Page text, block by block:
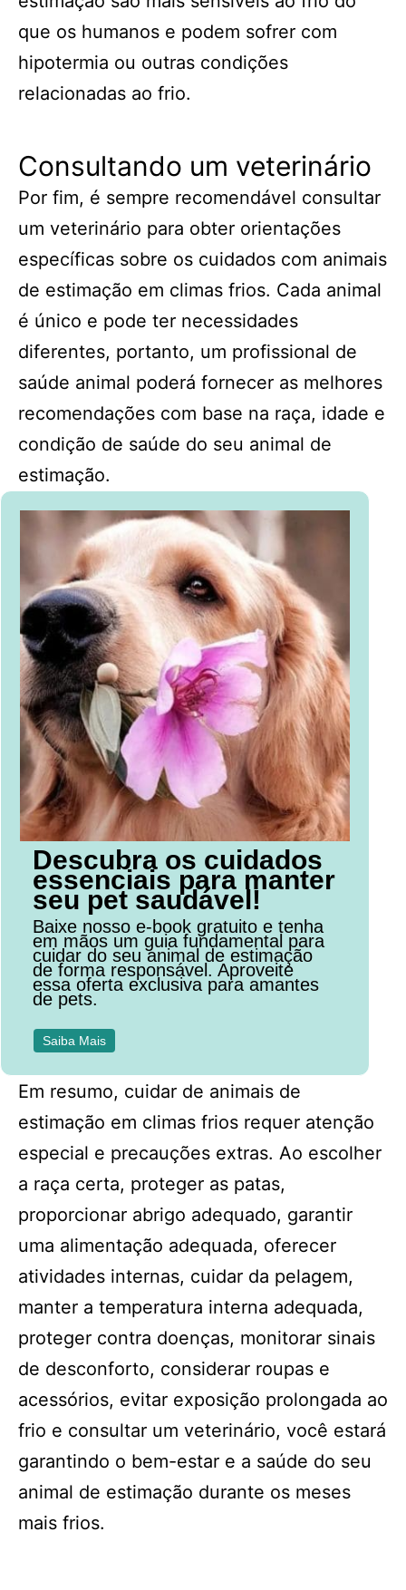
que os humanos e podem sofrer com
hipotermia ou outras condições
relacionadas ao frio.
Consultando um veterinário
Por fim, é sempre recomendável consultar
um veterinário para obter orientações
específicas sobre os cuidados com animais
de estimação em climas frios. Cada animal
é único e pode ter necessidades
diferentes, portanto, um profissional de
saúde animal poderá fornecer as melhores
recomendações com base na raça, idade e
condição de saúde do seu animal de
estimação.
Descubra os cuidados
essenciais para manter
seu pet saudável!
Baixe nosso e-book gratuito e tenha
em mãos um guia fundamental para
cuidar do seu animal de estimação
de forma responsável. Aproveite
essa oferta exclusiva para amantes
de pets.
Saiba Mais
Em resumo, cuidar de animais de
estimação em climas frios requer atenção
especial e precauções extras. Ao escolher
a raça certa, proteger as patas,
proporcionar abrigo adequado, garantir
uma alimentação adequada, oferecer
atividades internas, cuidar da pelagem,
manter a temperatura interna adequada,
proteger contra doenças, monitorar sinais
de desconforto, considerar roupas e
acessórios, evitar exposição prolongada ao
frio e consultar um veterinário, você estará
garantindo o bem-estar e a saúde do seu
animal de estimação durante os meses
mais frios.